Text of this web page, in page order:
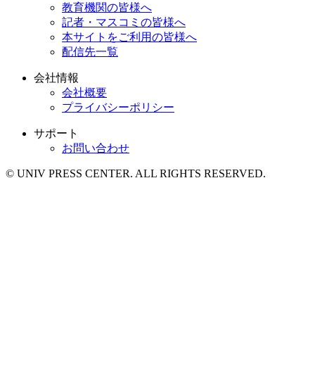
教育機関の皆様へ
記者・マスコミの皆様へ
本サイトをご利用の皆様へ
配信先一覧
会社情報
会社概要
プライバシーポリシー
サポート
お問い合わせ
© UNIV PRESS CENTER. ALL RIGHTS RESERVED.